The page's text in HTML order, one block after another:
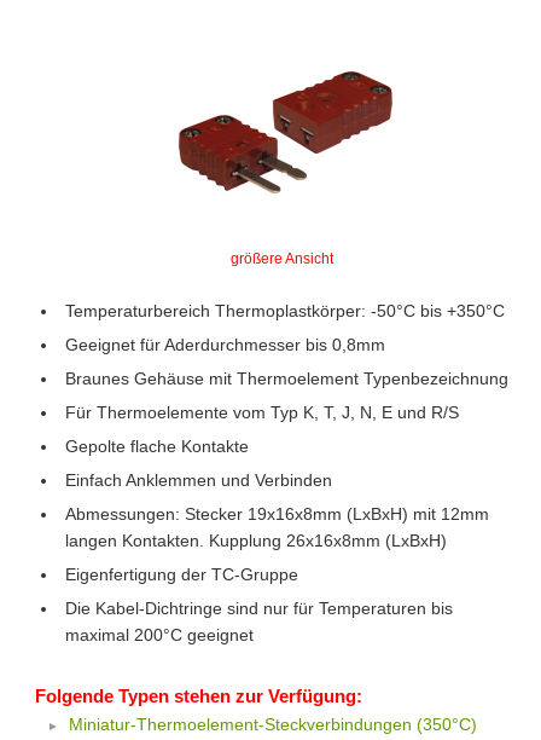
größere Ansicht
Temperaturbereich Thermoplastkörper: -50°C bis +350°C
Geeignet für Aderdurchmesser bis 0,8mm
Braunes Gehäuse mit Thermoelement Typenbezeichnung
Für Thermoelemente vom Typ K, T, J, N, E und R/S
Gepolte flache Kontakte
Einfach Anklemmen und Verbinden
Abmessungen: Stecker 19x16x8mm (LxBxH) mit 12mm
langen Kontakten. Kupplung 26x16x8mm (LxBxH)
Eigenfertigung der TC-Gruppe
Die Kabel-Dichtringe sind nur für Temperaturen bis
maximal 200°C geeignet
Folgende Typen stehen zur Verfügung:
Miniatur-Thermoelement-Steckverbindungen (350°C)